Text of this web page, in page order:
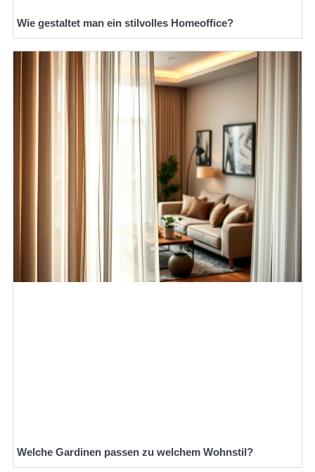
Wie gestaltet man ein stilvolles Homeoffice?
Welche Gardinen passen zu welchem Wohnstil?